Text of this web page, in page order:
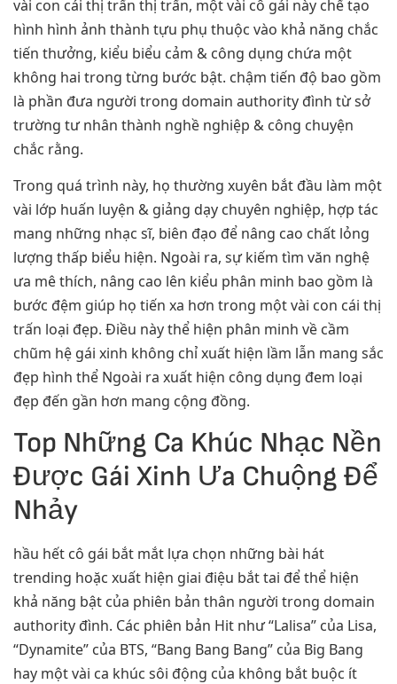
vài con cái thị trấn thị trấn, một vài cô gái này chế tạo
hình hình ảnh thành tựu phụ thuộc vào khả năng chắc
tiến thưởng, kiểu biểu cảm & công dụng chứa một
không hai trong từng bước bật. chậm tiến độ bao gồm
là phần đưa người trong domain authority đình từ sở
trường tư nhân thành nghề nghiệp & công chuyện
chắc rằng.
Trong quá trình này, họ thường xuyên bắt đầu làm một
vài lớp huấn luyện & giảng dạy chuyên nghiệp, hợp tác
mang những nhạc sĩ, biên đạo để nâng cao chất lỏng
lượng thấp biểu hiện. Ngoài ra, sự kiếm tìm văn nghệ
ưa mê thích, nâng cao lên kiểu phân minh bao gồm là
bước đệm giúp họ tiến xa hơn trong một vài con cái thị
trấn loại đẹp. Điều này thể hiện phân minh về cầm
chũm hệ gái xinh không chỉ xuất hiện lầm lẫn mang sắc
đẹp hình thể Ngoài ra xuất hiện công dụng đem loại
đẹp đến gần hơn mang cộng đồng.
Top Những Ca Khúc Nhạc Nền
Được Gái Xinh Ưa Chuộng Để
Nhảy
hầu hết cô gái bắt mắt lựa chọn những bài hát
trending hoặc xuất hiện giai điệu bắt tai để thể hiện
khả năng bật của phiên bản thân người trong domain
authority đình. Các phiên bản Hit như “Lalisa” của Lisa,
“Dynamite” của BTS, “Bang Bang Bang” của Big Bang
hay một vài ca khúc sôi động của không bắt buộc ít